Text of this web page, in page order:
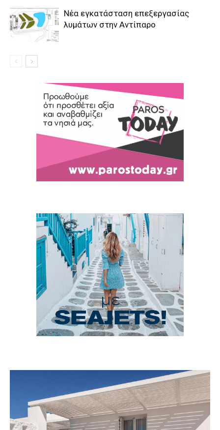
Νέα εγκατάσταση επεξεργασίας
λυμάτων στην Αντίπαρο